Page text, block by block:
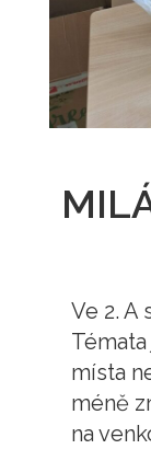
Ve 2. A
místa
méně
na